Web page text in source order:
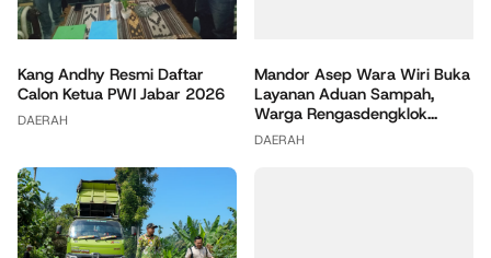
Kang Andhy Resmi Daftar
Calon Ketua PWI Jabar 2026
DAERAH
Mandor Asep Wara Wiri Buka
Layanan Aduan Sampah,
Warga Rengasdengklok...
DAERAH